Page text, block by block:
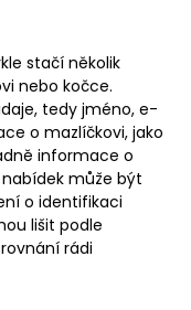
stačí několik
nebo kočce.
tedy jméno, e-
o mazlíčkovi, jako
informace o
může být
o identifikaci
lišit podle
rádi